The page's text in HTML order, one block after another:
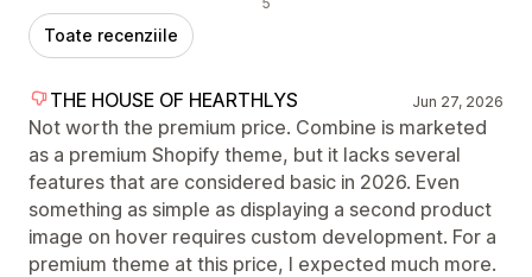
Toate recenziile
THE HOUSE OF HEARTHLYS Jun 27, 2026
Not worth the premium price. Combine is marketed
as a premium Shopify theme, but it lacks several
features that are considered basic in 2026. Even
something as simple as displaying a second product
image on hover requires custom development. For a
premium theme at this price, I expected much more.